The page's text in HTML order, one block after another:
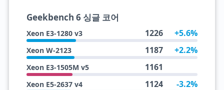
Geekbench 6 싱글 코어
Xeon E3-1280 v3 1226 +5.6%
Xeon W-2123 1187 +2.2%
Xeon E3-1505M v5 1161
Xeon E5-2637 v4 1124 -3.2%